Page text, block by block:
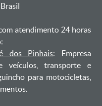
atendimento 24 horas
dos Pinhais: Empresa
veículos, transporte e
para motocicletas,